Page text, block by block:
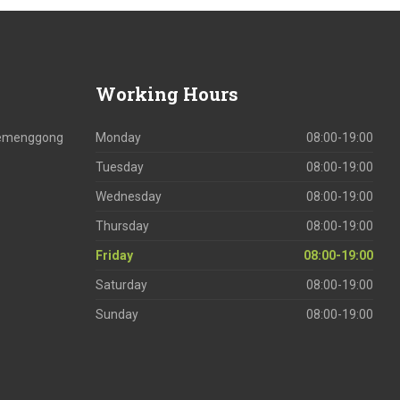
Working Hours
Monday 08:00-19:00
Tuesday 08:00-19:00
Wednesday 08:00-19:00
Thursday 08:00-19:00
Friday 08:00-19:00
Saturday 08:00-19:00
Sunday 08:00-19:00